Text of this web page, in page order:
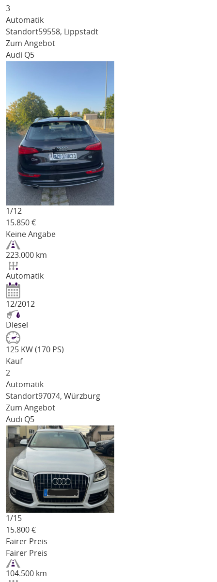
3
Automatik
Standort59558, Lippstadt
Zum Angebot
Audi Q5
1/12
15.850 €
Keine Angabe
223.000 km
Automatik
12/2012
Diesel
125 KW (170 PS)
Kauf
2
Automatik
Standort97074, Würzburg
Zum Angebot
Audi Q5
1/15
15.800 €
Fairer Preis
Fairer Preis
104.500 km